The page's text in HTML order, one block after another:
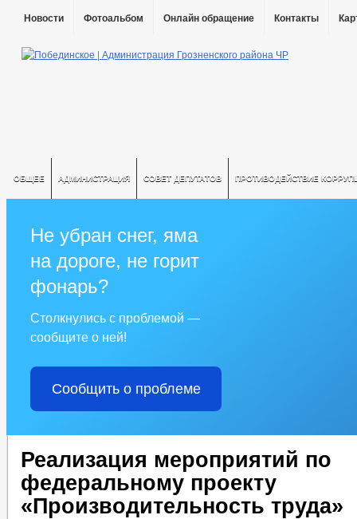
Новости Фотоальбом Онлайн обращение Контакты
ОБЩЕЕ АДМИНИСТРАЦИЯ СОВЕТ ДЕПУТАТОВ ПРОТИВОДЕЙСТВИЕ
Не убран снег, яма
на дороге, не горит
фонарь?
Столкнулись с проблемой —
сообщите о ней!
Сообщить о проблеме
Реализация мероприятий по
федеральному проекту
«Производительность труда»